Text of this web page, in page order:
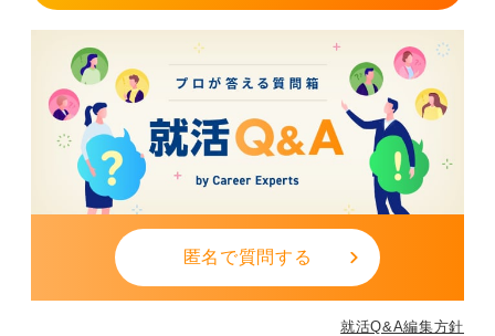
匿名で質問する
就活Q&A編集方針